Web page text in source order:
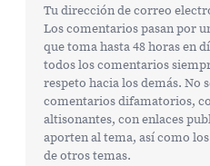
Tu dirección de correo
Los comentarios pasan por
que toma hasta 48 horas en
todos los comentarios
respeto hacia los demás. No
comentarios difamatorios,
altisonantes, con enlaces
aporten al tema, así como
de otros temas.